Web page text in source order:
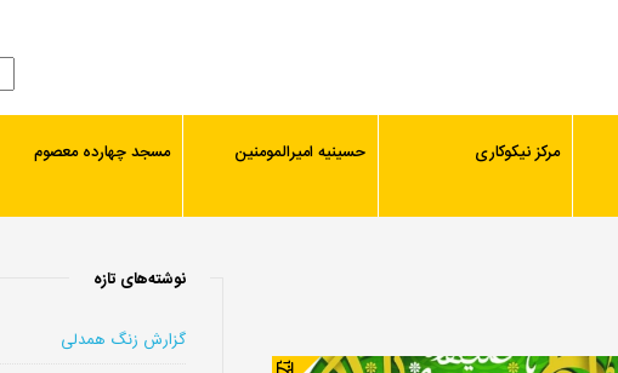
مرکز نیکوکاری حسینیه امیرالمومنین مسجد چهارده معصوم
نوشته‌های تازه
گزارش زنگ همدلی